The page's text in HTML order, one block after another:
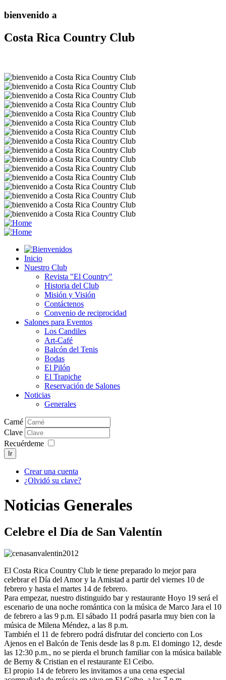
bienvenido a
Costa Rica Country Club
Inicio
Nuestro Club
Revista "El Country"
Historia del Club
Misión y Visión
Contáctenos
Convenio de reciprocidad
Salones para Eventos
Los Candiles
Art-Café
Balcón del Tenis
Bodas
El Pilón
El Trapiche
Reservación de Salones
Noticias
Generales
Carné
Clave
Recuérdeme
Ir
Crear una cuenta
¿Olvidó su clave?
Noticias Generales
Celebre el Día de San Valentín
El Costa Rica Country Club le tiene preparado lo mejor para
celebrar el Día del Amor y la Amistad a partir del viernes 10 de
febrero y hasta el martes 14 de febrero.
Para empezar, nuestro distinguido bar y restaurante Hoyo 19 será el
escenario de una noche romántica con la música de Marco Jara el 10
de febrero a las 9 p.m. El sábado 11 podrá pasarla muy bien con la
música de Milena Méndez, a las 8 p.m.
También el 11 de febrero podrá disfrutar del concierto con Los
Ajenos en el Balcón de Tenis desde las 8 p.m. El domingo 12, desde
las 12:30 p.m., no se pierda el brunch familiar con la música bailable
de Berny & Cristian en el restaurante El Ceibo.
El propio 14 de febrero les invitamos a una cena especial